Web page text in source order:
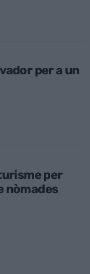
per a un
per
nòmades